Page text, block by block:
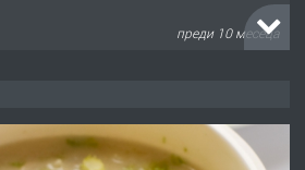
преди 10 месеца